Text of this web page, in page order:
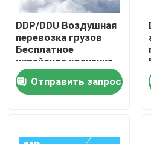
Свяжитесь с нами
Запросите цитату
Трансграничное снабжение
DDP/DDU Воздушная
перевозка грузов
Бесплатное
китайское хранение
Лаббирование
Перепаковка
Отправить запрос